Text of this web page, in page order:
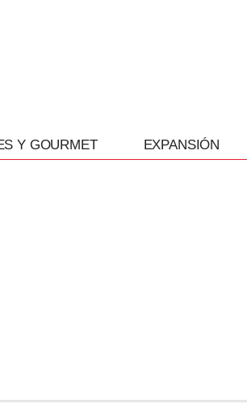
Y GOURMET EXPANSIÓN